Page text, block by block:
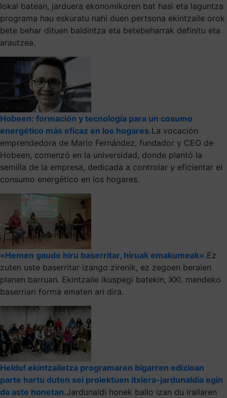
lokal batean, jarduera ekonomikoren bat hasi eta laguntza
programa hau eskuratu nahi duen pertsona ekintzaile orok
bete behar dituen baldintza eta betebeharrak definitu eta
arautzea.
Hobeen: formación y tecnología para un cosumo
energético más eficaz en los hogares.La vocación
emprendedora de Mario Fernández, fundador y CEO de
Hobeen, comenzó en la universidad, donde plantó la
semilla de la empresa, dedicada a controlar y eficientar el
consumo energético en los hogares.
«Hemen gaude hiru baserritar, hiruak emakumeak».Ez
zuten uste baserritar izango zirenik, ez zegoen beraien
planen barruan. Ekintzaile ikuspegi batekin, XXI. mendeko
baserriari forma ematen ari dira.
Heldu! ekintzailetza programaren bigarren edizioan
parte hartu duten sei proiektuen itxiera-jardunaldia egin
da aste honetan.Jardunaldi honek balio izan du irailaren